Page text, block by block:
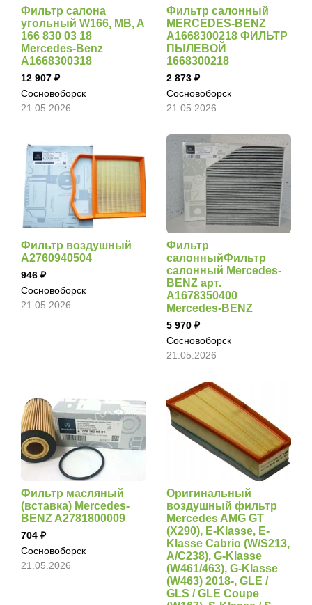
Фильтр салона
угольный W166, MB, A
166 830 03 18
Mercedes-Benz
A1668300318
12 907
Сосновоборск
21.05.2026
Фильтр салонный
MERCEDES-BENZ
A1668300218 ФИЛЬТР
ПЫЛЕВОЙ
1668300218
2 873
Сосновоборск
21.05.2026
Фильтр воздушный
A2760940504
946
Сосновоборск
21.05.2026
Фильтр
салонныйФильтр
салонный Mercedes-
BENZ арт.
A1678350400
Mercedes-BENZ
5 970
Сосновоборск
21.05.2026
Фильтр масляный
(вставка) Mercedes-
BENZ A2781800009
704
Сосновоборск
21.05.2026
Оригинальный
воздушный фильтр
Mercedes AMG GT
(X290), E-Klasse, E-
Klasse Cabrio (W/S213,
A/C238), G-Klasse
(W461/463), G-Klasse
(W463) 2018-, GLE /
GLS / GLE Coupe